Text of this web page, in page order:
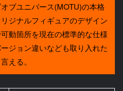
ブユニバース(MOTU)の本格
ジナルフィギュアのデザイン
動箇所を現在の標準的な仕様
ジョン違いなども取り入れた
える。